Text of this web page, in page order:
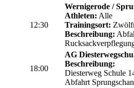
12:30
Wernigerode /
Athleten: Alle
Trainingsort:
Beschreibung:
18:00
AG
Beschreibung:
Diesterweg Schule
Abfahrt